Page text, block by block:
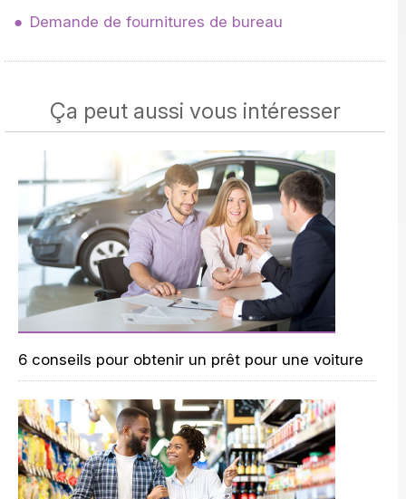
Demande de fournitures de bureau
Ça peut aussi vous intéresser
6 conseils pour obtenir un prêt pour une voiture